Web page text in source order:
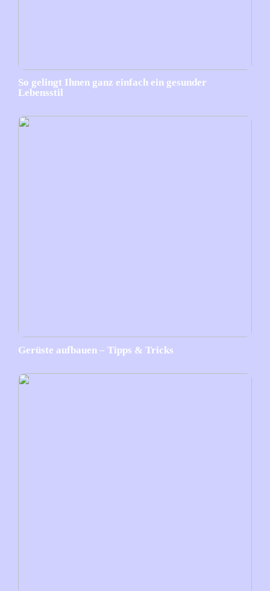
So gelingt Ihnen ganz einfach ein gesunder
Lebensstil
Gerüste aufbauen – Tipps & Tricks